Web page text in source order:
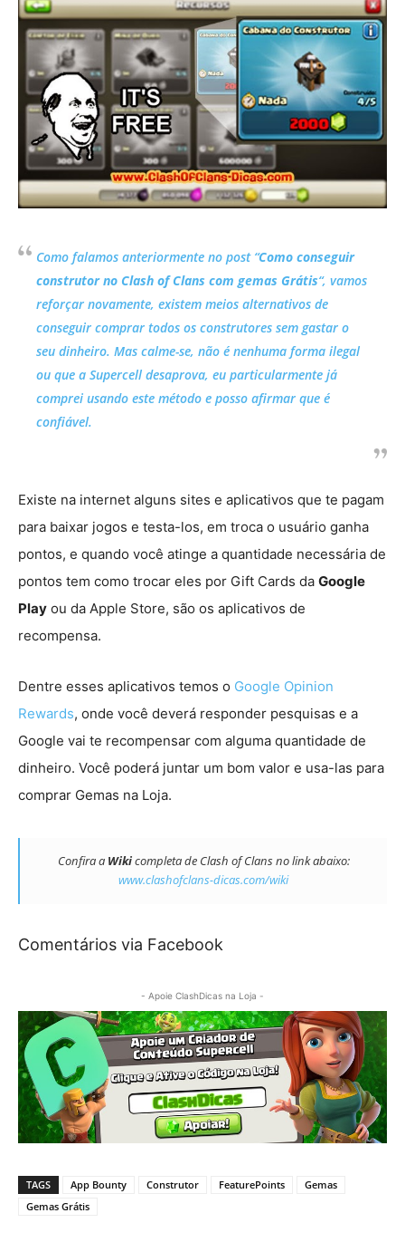
Como falamos anteriormente no post “Como conseguir
construtor no Clash of Clans com gemas Grátis“, vamos
reforçar novamente, existem meios alternativos de
conseguir comprar todos os construtores sem gastar o
seu dinheiro. Mas calme-se, não é nenhuma forma ilegal
ou que a Supercell desaprova, eu particularmente já
comprei usando este método e posso afirmar que é
confiável.
Existe na internet alguns sites e aplicativos que te pagam
para baixar jogos e testa-los, em troca o usuário ganha
pontos, e quando você atinge a quantidade necessária de
pontos tem como trocar eles por Gift Cards da Google
Play ou da Apple Store, são os aplicativos de
recompensa.
Dentre esses aplicativos temos o Google Opinion
Rewards, onde você deverá responder pesquisas e a
Google vai te recompensar com alguma quantidade de
dinheiro. Você poderá juntar um bom valor e usa-las para
comprar Gemas na Loja.
Confira a Wikicompleta de Clash of Clans no link abaixo:
www.clashofclans-dicas.com/wiki
Comentários via Facebook
- Apoie ClashDicas na Loja -
TAGS App Bounty Construtor FeaturePoints
Gemas
Gemas Grátis